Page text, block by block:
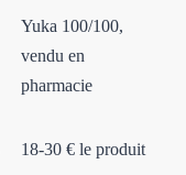
Yuka 100/100,
vendu en
pharmacie
18-30 € le produit